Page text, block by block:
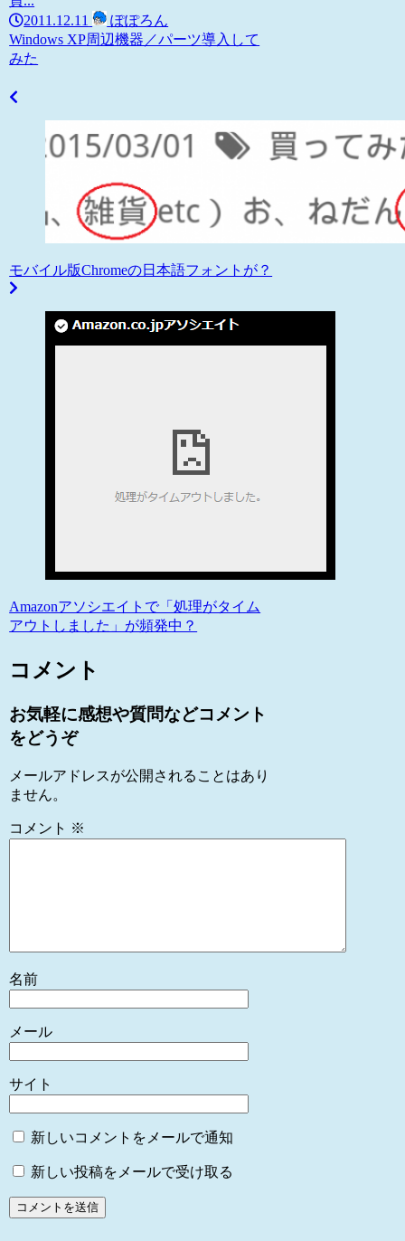
2011.12.11
ぽぽろん
Windows XP周辺機器／パーツ導入して
みた
モバイル版Chromeの日本語フォントが？
Amazonアソシエイトで「処理がタイム
アウトしました」が頻発中？
コメント
お気軽に感想や質問などコメント
をどうぞ
メールアドレスが公開されることはあり
ません。
コメント ※
名前
メール
サイト
新しいコメントをメールで通知
新しい投稿をメールで受け取る